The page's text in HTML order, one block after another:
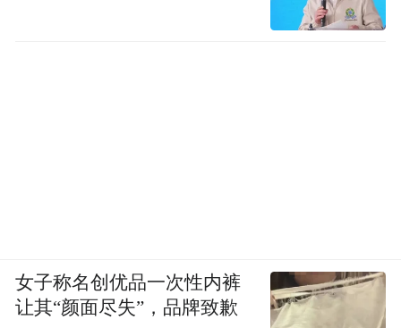
女子称名创优品一次性内裤
让其“颜面尽失”，品牌致歉